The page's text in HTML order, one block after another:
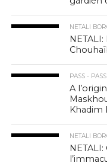
NETALI
PASS - PASS
A
Khadim
NETALI